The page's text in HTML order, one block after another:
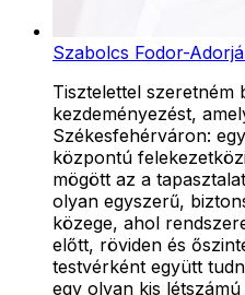
Szabolcs Fodor-
Tisztelettel szeretném
kezdeményezést,
Székesfehérváron:
központú
mögött az a
olyan egyszerű,
közege, ahol
előtt, röviden és
testvérként együtt
egy olyan kis